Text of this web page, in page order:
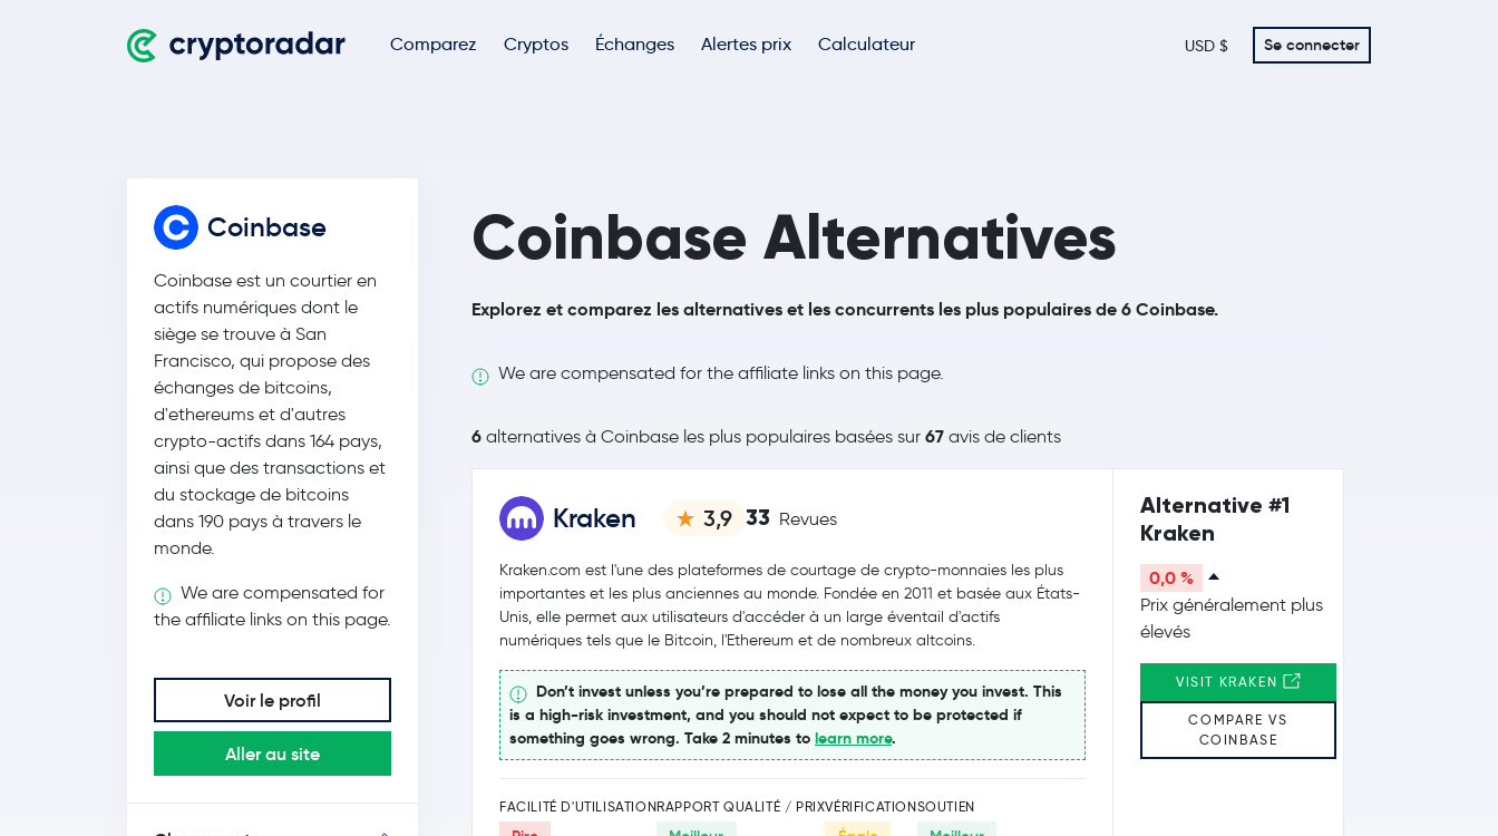
Comparez Cryptos Échanges Alertes prix Calculateur USD $ Se connecter
Coinbase
Coinbase est un courtier en
actifs numériques dont le
siège se trouve à San
Francisco, qui propose des
échanges de bitcoins,
d'ethereums et d'autres
crypto-actifs dans 164 pays,
ainsi que des transactions et
du stockage de bitcoins
dans 190 pays à travers le
monde.
We are compensated for
the affiliate links on this page.
Voir le profil
Aller au site
Coinbase Alternatives
Explorez et comparez les alternatives et les concurrents les plus populaires de 6 Coinbase.
We are compensated for the affiliate links on this page.
6 alternatives à Coinbase les plus populaires basées sur 67 avis de clients
Kraken 3,9 33 Revues
Kraken.com est l'une des plateformes de courtage de crypto-monnaies les plus
importantes et les plus anciennes au monde. Fondée en 2011 et basée aux États-
Unis, elle permet aux utilisateurs d'accéder à un large éventail d'actifs
numériques tels que le Bitcoin, l'Ethereum et de nombreux altcoins.
Don’t invest unless you’re prepared to lose all the money you invest. This
is a high-risk investment, and you should not expect to be protected if
something goes wrong. Take 2 minutes to learn more.
FACILITÉ D'UTILISATIONRAPPORT QUALITÉ / PRIXVÉRIFICATIONSOUTIEN
Alternative #1
Kraken
0,0 %
Prix généralement plus
élevés
VISIT KRAKEN
COMPARE VS
COINBASE